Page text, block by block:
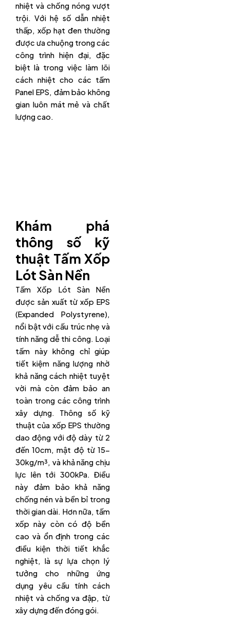
nhiệt và chống nóng vượt
trội. Với hệ số dẫn nhiệt
thấp, xốp hạt đen thường
được ưa chuộng trong các
công trình hiện đại, đặc
biệt là trong việc làm lõi
cách nhiệt cho các tấm
Panel EPS, đảm bảo không
gian luôn mát mẻ và chất
lượng cao.
Khám phá
thông số kỹ
thuật Tấm Xốp
Lót Sàn Nền
Tấm Xốp Lót Sàn Nền
được sản xuất từ xốp EPS
(Expanded Polystyrene),
nổi bật với cấu trúc nhẹ và
tính năng dễ thi công. Loại
tấm này không chỉ giúp
tiết kiệm năng lượng nhờ
khả năng cách nhiệt tuyệt
vời mà còn đảm bảo an
toàn trong các công trình
xây dựng. Thông số kỹ
thuật của xốp EPS thường
dao động với độ dày từ 2
đến 10cm, mật độ từ 15-
30kg/m³, và khả năng chịu
lực lên tới 300kPa. Điều
này đảm bảo khả năng
chống nén và bền bỉ trong
thời gian dài. Hơn nữa, tấm
xốp này còn có độ bền
cao và ổn định trong các
điều kiện thời tiết khắc
nghiệt, là sự lựa chọn lý
tưởng cho những ứng
dụng yêu cầu tính cách
nhiệt và chống va đập, từ
xây dựng đến đóng gói.